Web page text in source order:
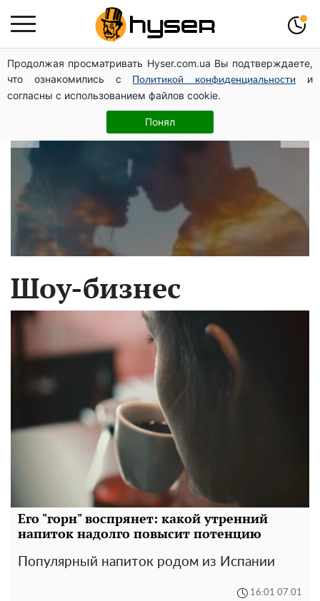
Продолжая просматривать Hyser.com.ua Вы подтверждаете,
что ознакомились с
Политикой конфиденциальности
и
согласны с использованием файлов cookie.
Понял
В какие даты рождаются самые
верные мужчины: лучше сразу
проверить, чтоб потом не страдать
Шоу-бизнес
Его "горн" воспрянет: какой утренний
напиток надолго повысит потенцию
Популярный напиток родом из Испании
16:01 07.01